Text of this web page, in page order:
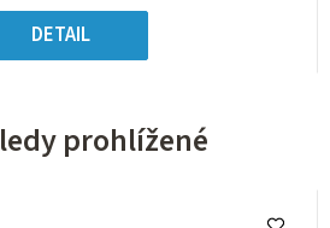
DETAIL
prohlížené